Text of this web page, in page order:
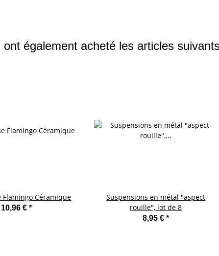
ont également acheté les articles
Flamingo Céramique
10,96 €*
Suspensions en métal "aspect
rouille", lot de 8
8,95 €*